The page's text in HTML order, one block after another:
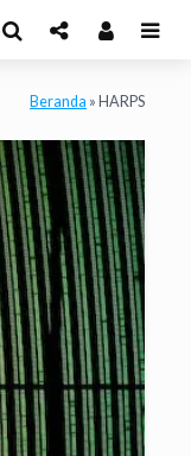
Beranda » HARPS